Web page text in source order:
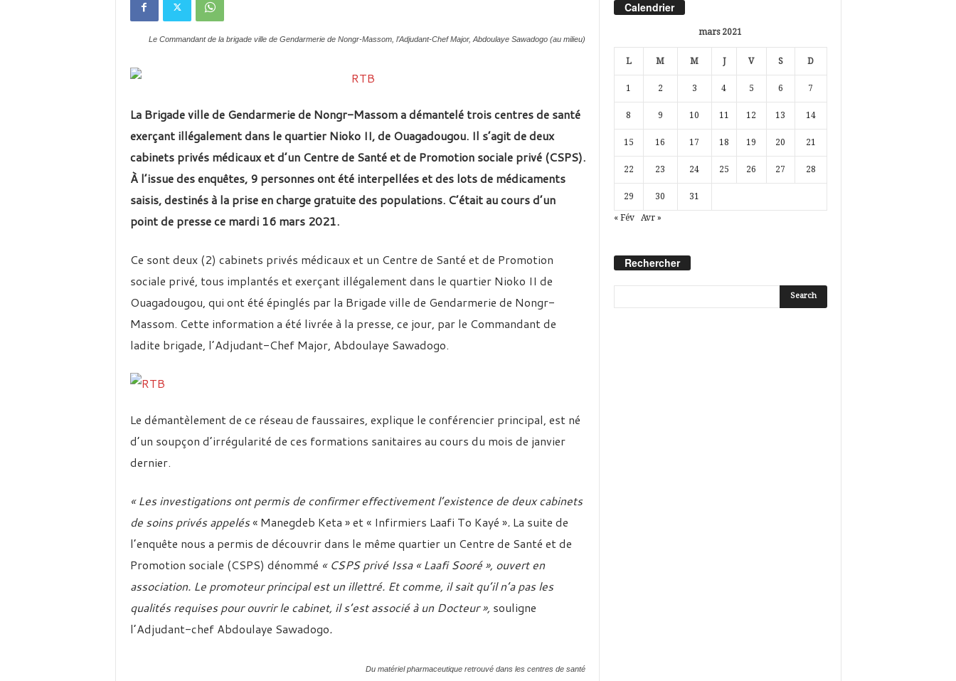
Le Commandant de la brigade ville de Gendarmerie de Nongr-Massom, l’Adjudant-Chef Major, Abdoulaye Sawadogo (au milieu)
La Brigade ville de Gendarmerie de Nongr-Massoma démantelé trois centres de santé
exerçant illégalement dans le quartier Nioko II, de Ouagadougou. Il s’agit de deux
cabinets privés médicaux et d’un Centre de Santé et de Promotion sociale privé (CSPS).
À l’issue des enquêtes, 9 personnes ont été interpellées et des lots de médicaments
saisis, destinés à la prise en charge gratuite des populations. C’était au cours d’un
point de presse ce mardi 16 mars 2021.
Ce sont deux (2) cabinets privés médicaux et un Centre de Santé et de Promotion
sociale privé, tous implantés et exerçant illégalement dans le quartier Nioko II de
Ouagadougou, qui ont été épinglés par la Brigade ville de Gendarmerie de Nongr-
Massom. Cette information a été livrée à la presse, ce jour, par le Commandant de
ladite brigade, l’Adjudant-Chef Major, Abdoulaye Sawadogo.
Le démantèlement de ce réseau de faussaires, explique le conférencier principal, est né
d’un soupçon d’irrégularité de ces formations sanitaires au cours du mois de janvier
dernier.
« Les investigations ont permis de confirmer effectivement l’existence de deux cabinets
de soins privés appelés« Manegdeb Keta » et « Infirmiers Laafi To Kayé ».La suite de
l’enquête nous a permis de découvrir dans le même quartier un Centre de Santé et de
Promotion sociale (CSPS) dénommé « CSPS privé Issa « Laafi Sooré », ouvert en
association. Le promoteur principal est un illettré. Et comme, il sait qu’il n’a pas les
qualités requises pour ouvrir le cabinet, il s’est associé à un Docteur », souligne
l’Adjudant-chef Abdoulaye Sawadogo.
Du matériel pharmaceutique retrouvé dans les centres de santé
Calendrier
mars 2021
L M M J V S D
1 2 3 4 5 6 7
8 9 10 11 12 13 14
15 16 17 18 19 20 21
22 23 24 25 26 27 28
29 30 31
« Fév Avr »
Rechercher